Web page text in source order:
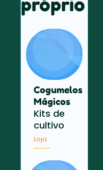
próprio
Cogumelos
Mágicos
Kits de
cultivo
Loja